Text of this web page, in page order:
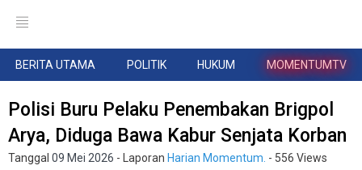
BERITA UTAMA POLITIK HUKUM MOMENTUMTV
Polisi Buru Pelaku Penembakan Brigpol
Arya, Diduga Bawa Kabur Senjata Korban
Tanggal 09 Mei 2026 - Laporan Harian Momentum. - 556 Views